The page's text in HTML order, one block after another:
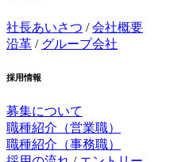
社長あいさつ /会社概要
沿革 / グループ会社
採用情報
募集について
職種紹介（営業職）
職種紹介（事務職）